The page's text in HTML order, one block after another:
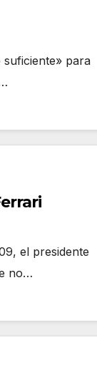
suficiente» para
el presidente
no…